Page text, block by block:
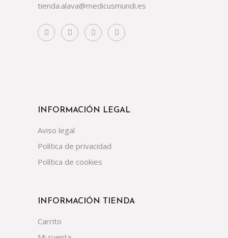
tienda.alava@medicusmundi.es
INFORMACIÓN LEGAL
Aviso legal
Política de privacidad
Política de cookies
INFORMACIÓN TIENDA
Carrito